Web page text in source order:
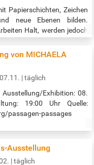
Papierschichten, Zeichen
neue Ebenen bilden.
Halt, werden jedoch
und Unvorhergesehenes
verweben sich zu
von MICHAELA
| täglich
Exhibition: 08.
19:00 Uhr Quelle:
passagen-passages
Ausstellung
| täglich